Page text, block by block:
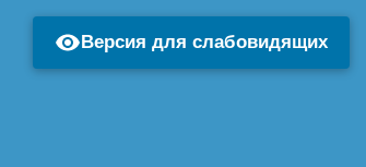
Версия для слабовидящих